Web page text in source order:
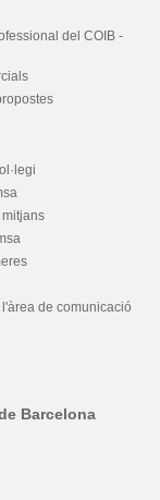
del COIB -
mitjans
de comunicació
Barcelona